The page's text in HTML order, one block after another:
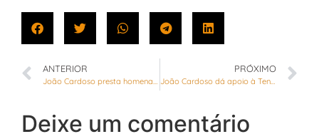
ANTERIOR
João Cardoso presta homenagem aos 80 anos de sua mãe na CLDF
PRÓXIMO
João Cardoso dá apoio à Tenda da Dengue em Sobradinho 2
Deixe um comentário